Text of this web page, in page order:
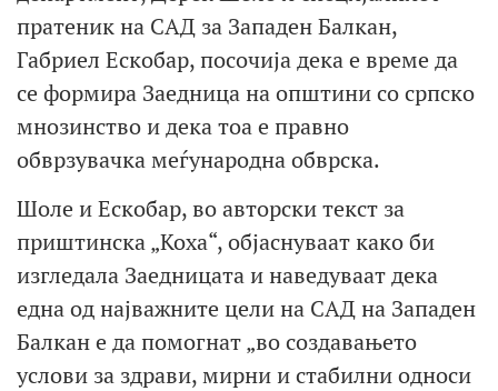
пратеник на САД за Западен Балкан,
Габриел Ескобар, посочија дека е време да
се формира Заедница на општини со српско
мнозинство и дека тоа е правно
обврзувачка меѓународна обврска.
Шоле и Ескобар, во авторски текст за
приштинска „Коха“, објаснуваат како би
изгледала Заедницата и наведуваат дека
една од најважните цели на САД на Западен
Балкан е да помогнат „во создавањето
услови за здрави, мирни и стабилни односи